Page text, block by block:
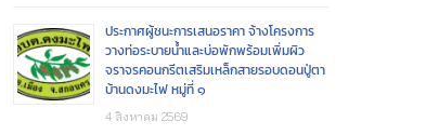
ประกาศผู้ชนะการเสนอราคา จ้างโครงการ
วางท่อระบายน้ำและบ่อพักพร้อมเพิ่มผิว
จราจรคอนกรีตเสริมเหล็กสายรอบดอนปู่ตา
บ้านดงมะไฟ หมู่ที่ ๑
4 สิงหาคม 2569